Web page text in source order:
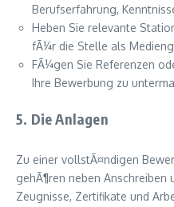
Berufserfahrung,
Heben Sie relevante
fÃ¼r die Stelle als
FÃ¼gen Sie Referenzen
Ihre Bewerbung zu
5. Die Anlagen
Zu einer vollstÃ¤ndigen
gehÃ¶ren neben Anschreiben
Zeugnisse, Zertifikate und